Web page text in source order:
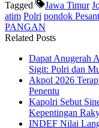
Tagged Jawa Timur
atim Polri pondok
PANGAN
Related Posts
Dapat Anugerah
Sigit: Polri dan
Akpol 2026
Penentu
Kapolri Sebut
Kepentingan
INDEF Nilai